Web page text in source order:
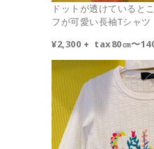
ドットが透けていると
フが可愛い長袖Tシャツ
¥2,300 + tax80㎝〜